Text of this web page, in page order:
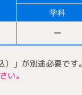
学科
ー
」が別途必要です。
い。